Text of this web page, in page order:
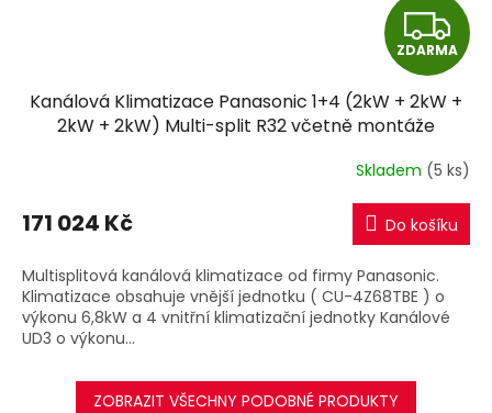
Z
D
A
R
M
A
ZDARMA
Kanálová Klimatizace Panasonic 1+4 (2kW + 2kW +
2kW + 2kW) Multi-split R32 včetně montáže
Skladem (5 ks)
171 024 Kč Do košíku
Multisplitová kanálová klimatizace od firmy Panasonic.
Klimatizace obsahuje vnější jednotku ( CU-4Z68TBE ) o
výkonu 6,8kW a 4 vnitřní klimatizační jednotky Kanálové
UD3 o výkonu...
ZOBRAZIT VŠECHNY PODOBNÉ PRODUKTY